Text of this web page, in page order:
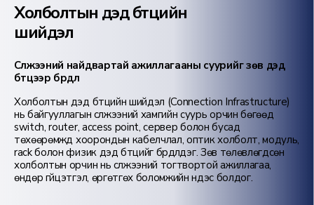
Холболтын дэд бүтцийн
шийдэл
Сүлжээний найдвартай ажиллагааны суурийг зөв дэд
бүтцээр бүрдүүл
Холболтын дэд бүтцийн шийдэл (Connection Infrastructure)
нь байгууллагын сүлжээний хамгийн суурь орчин бөгөөд
switch, router, access point, сервер болон бусад
төхөөрөмжүүд хоорондын кабелчлал, оптик холболт, модуль,
rack болон физик дэд бүтцийг бүрдүүлдэг. Зөв төлөвлөгдсөн
холболтын орчин нь сүлжээний тогтвортой ажиллагаа,
өндөр гүйцэтгэл, өргөтгөх боломжийн үндэс болдог.